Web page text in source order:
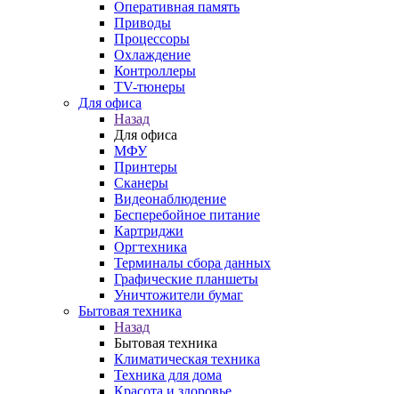
Оперативная память
Приводы
Процессоры
Охлаждение
Контроллеры
TV-тюнеры
Для офиса
Назад
Для офиса
МФУ
Принтеры
Сканеры
Видеонаблюдение
Бесперебойное питание
Картриджи
Оргтехника
Терминалы сбора данных
Графические планшеты
Уничтожители бумаг
Бытовая техника
Назад
Бытовая техника
Климатическая техника
Техника для дома
Красота и здоровье